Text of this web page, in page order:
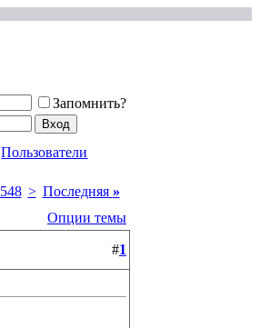
Запомнить?
Пользователи
548 > Последняя »
Опции темы
#1